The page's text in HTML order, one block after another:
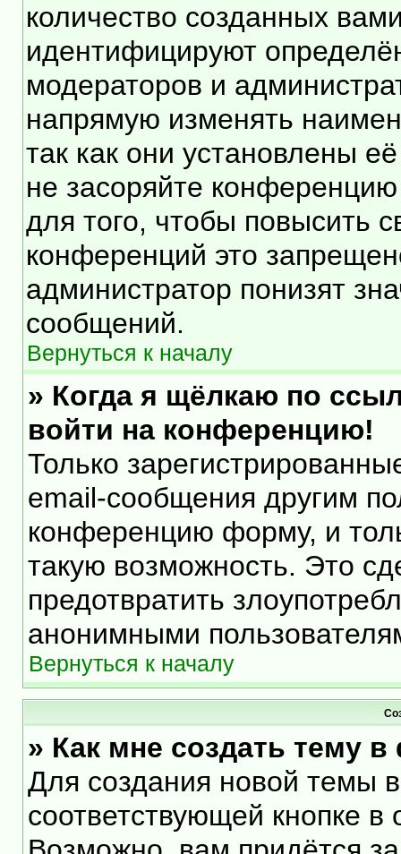
количество созданных
идентифицируют
модераторов и
напрямую изменять
так как они установлены
не засоряйте
для того, чтобы повысить
конференций это
администратор понизят
сообщений.
Вернуться к началу
» Когда я щёлкаю по
войти на конференцию!
Только
email-сообщения другим
конференцию форму, и
такую возможность. Это
предотвратить
анонимными
Вернуться к началу
» Как мне создать тему
Для создания новой темы
соответствующей кнопке